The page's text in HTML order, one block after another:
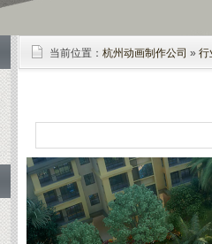
当前位置： 杭州动画制作公司 » 行